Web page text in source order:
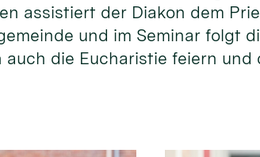
assistiert der Diakon dem
und im Seminar folgt
die Eucharistie feiern und